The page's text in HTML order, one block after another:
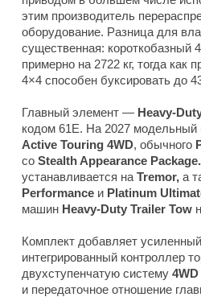
этим производитель
оборудование. Разница для
существенная: короткобазный
примерно на 2722 кг, тогда как
4×4 способен буксировать до
Главный элемент — Heavy-
кодом 61E. На 2027 модельный
Active Touring 4WD, обычного
со Stealth Appearance Package.
устанавливается на Tremor, а
Performance и Platinum
машин Heavy-Duty Trailer Tow
Комплект добавляет
интегрированный контроллер
двухступенчатую систему 4WD
и передаточное отношение